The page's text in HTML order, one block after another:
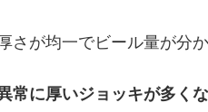
が均一でビール量が分
常に厚いジョッキが多く